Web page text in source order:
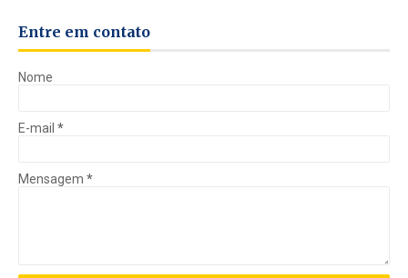
Entre em contato
Nome
E-mail *
Mensagem *